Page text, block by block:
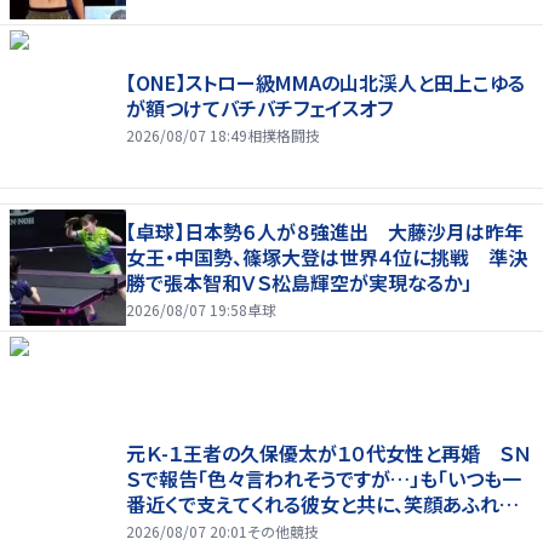
【ONE】ストロー級MMAの山北渓人と田上こゆる
が額つけてバチバチフェイスオフ
2026/08/07 18:49相撲格闘技
【卓球】日本勢６人が８強進出 大藤沙月は昨年
女王・中国勢、篠塚大登は世界４位に挑戦 準決
勝で張本智和ＶＳ松島輝空が実現なるか」
2026/08/07 19:58卓球
元Ｋ-１王者の久保優太が１０代女性と再婚 ＳＮ
Ｓで報告「色々言われそうですが…」も「いつも一
番近くで支えてくれる彼女と共に、笑顔あふれる
家庭を築いていきたい」
2026/08/07 20:01 その他競技